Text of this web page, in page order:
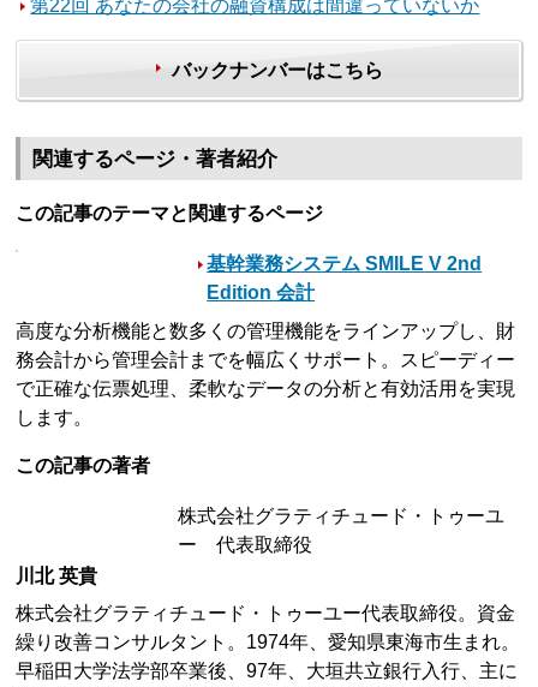
第22回 あなたの会社の融資構成は間違っていないか
バックナンバーはこちら
関連するページ・著者紹介
この記事のテーマと関連するページ
基幹業務システム SMILE V 2nd
Edition 会計
高度な分析機能と数多くの管理機能をラインアップし、財
務会計から管理会計までを幅広くサポート。スピーディー
で正確な伝票処理、柔軟なデータの分析と有効活用を実現
します。
この記事の著者
株式会社グラティチュード・トゥーユ
ー 代表取締役
川北 英貴
株式会社グラティチュード・トゥーユー代表取締役。資金
繰り改善コンサルタント。1974年、愛知県東海市生まれ。
早稲田大学法学部卒業後、97年、大垣共立銀行入行、主に